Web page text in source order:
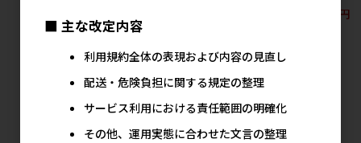
1,800円
■ 主な改定内容
利用規約全体の表現および内容の見直し
配送・危険負担に関する規定の整理
サービス利用における責任範囲の明確化
その他、運用実態に合わせた文言の整理